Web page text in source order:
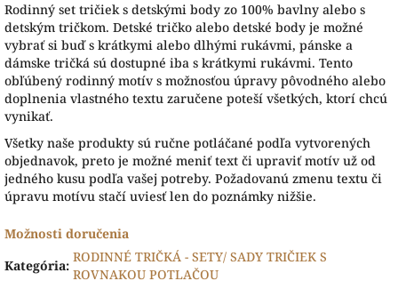
Rodinný set tričiek s detskými body zo 100% bavlny alebo s
detským tričkom. Detské tričko alebo detské body je možné
vybrať si buď s krátkymi alebo dlhými rukávmi, pánske a
dámske tričká sú dostupné iba s krátkymi rukávmi. Tento
obľúbený rodinný motív s možnosťou úpravy pôvodného alebo
doplnenia vlastného textu zaručene poteší všetkých, ktorí chcú
vynikať.
Všetky naše produkty sú ručne potláčané podľa vytvorených
objednavok, preto je možné meniť text či upraviť motív už od
jedného kusu podľa vašej potreby. Požadovanú zmenu textu či
úpravu motívu stačí uviesť len do poznámky nižšie.
Možnosti doručenia
Kategória:
RODINNÉ TRIČKÁ - SETY/ SADY TRIČIEK S
ROVNAKOU POTLAČOU